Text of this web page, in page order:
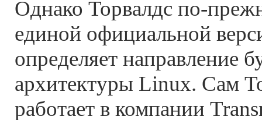
Однако Торвалдс по-
единой официальной
определяет направление
архитектуры Linux. Сам
работает в компании